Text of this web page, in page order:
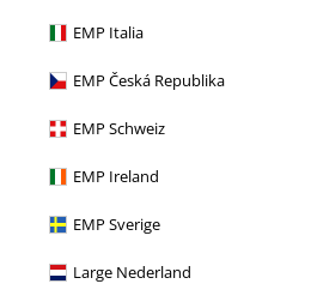
EMP Italia
EMP Česká Republika
EMP Schweiz
EMP Ireland
EMP Sverige
Large Nederland
Hoodies Sweat-shirts à capuche
Hoodies Sweat-shirts à capuche
Sweat-shirts à capuche
Sweat-shirts Hoodies